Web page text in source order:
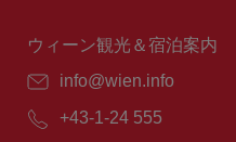
間：
ウィーン観光＆宿泊案内
E
ー
info@wien.info
電
+43-1-24 555